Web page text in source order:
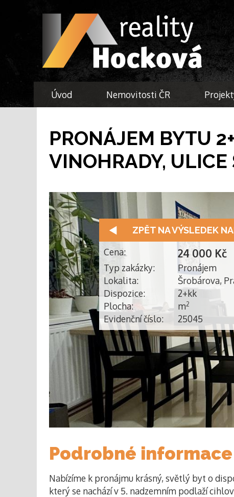
Úvod Nemovitosti ČR
PRONÁJEM BYTU
VINOHRADY, ULICE
ZPĚT NA VÝSLEDEK
Cena: 24 000 Kč
Typ zakázky:
Pronájem
Lokalita:
Šrobárova,
Dispozice:
2+kk
Plocha:
m2
Evidenční číslo: 25045
Podrobné informace
Nabízíme k pronájmu krásný, světlý byt o
který se nachází v 5. nadzemním podlaží